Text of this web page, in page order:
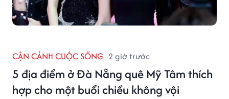
CẬN CẢNH CUỘC SỐNG 2 giờ trước
5 địa điểm ở Đà Nẵng quê Mỹ Tâm thích
hợp cho một buổi chiều không vội